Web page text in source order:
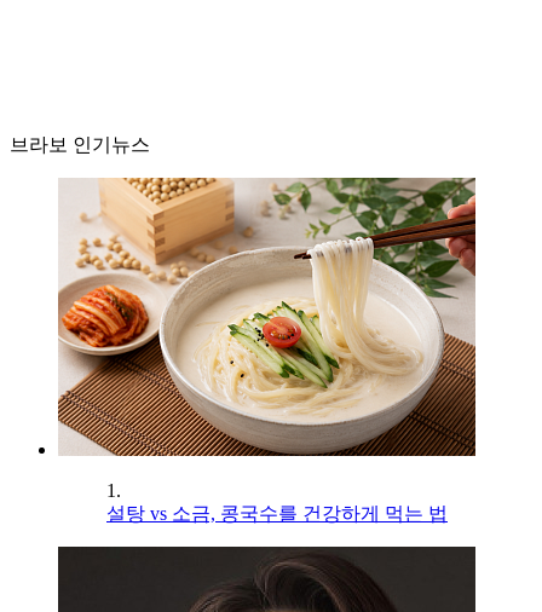
브라보 인기뉴스
1.
설탕 vs 소금, 콩국수를 건강하게 먹는 법